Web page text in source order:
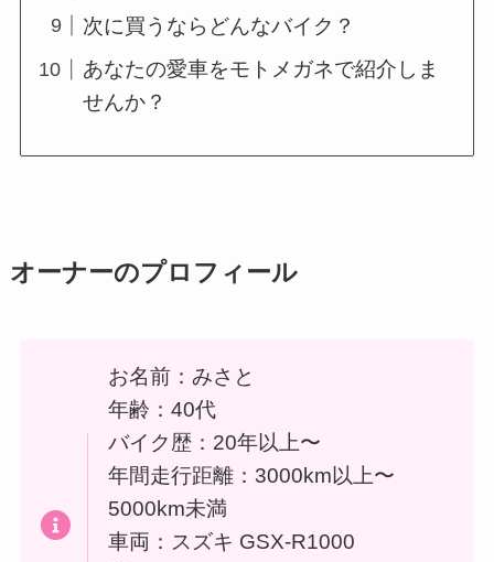
次に買うならどんなバイク？
あなたの愛車をモトメガネで紹介しま
せんか？
オーナーのプロフィール
お名前：みさと
年齢：40代
バイク歴：20年以上〜
年間走行距離：3000km以上〜
5000km未満
車両：スズキ GSX-R1000